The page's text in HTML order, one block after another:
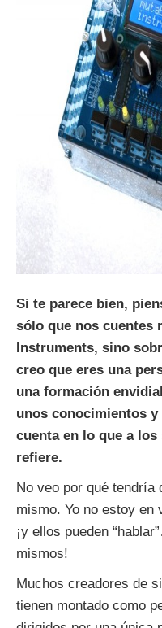
Si te parece bien,
sólo que nos cuentes
Instruments, sino
creo que eres una
una formación
unos conocimientos
cuenta en lo que a
refiere.
No veo por qué tendría
mismo. Yo no estoy en
¡y ellos pueden
mismos!
Muchos creadores de
tienen montado como